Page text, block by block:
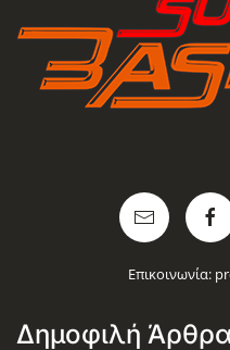
Επικοινωνία:
Δημοφιλή